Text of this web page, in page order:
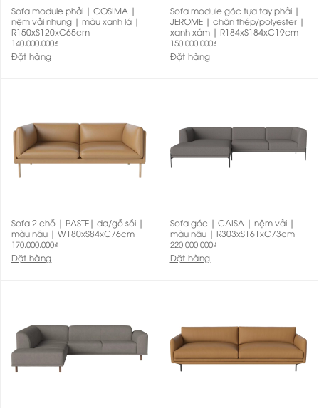
Sofa module phải | COSIMA |
nệm vải nhung | màu xanh lá |
R150xS120xC65cm
140.000.000₫
Đặt hàng
Sofa module góc tựa tay phải |
JEROME | chân thép/polyester |
xanh xám | R184xS184xC19cm
150.000.000₫
Đặt hàng
Sofa 2 chỗ | PASTE| da/gỗ sồi |
màu nâu | W180xS84xC76cm
170.000.000₫
Đặt hàng
Sofa góc | CAISA | nệm vải |
màu nâu | R303xS161xC73cm
220.000.000₫
Đặt hàng